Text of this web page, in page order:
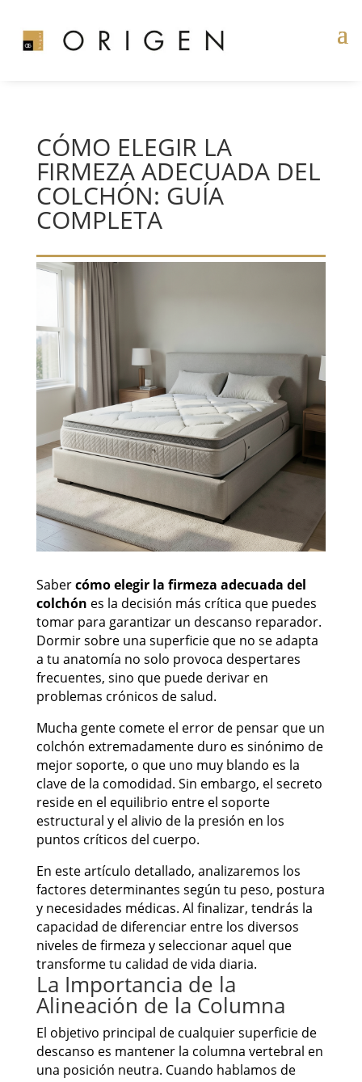
CÓMO ELEGIR LA
FIRMEZA ADECUADA DEL
COLCHÓN: GUÍA
COMPLETA
Sabercómo elegir la firmeza adecuada del
colchón es la decisión más crítica que puedes
tomar para garantizar un descanso reparador.
Dormir sobre una superficie que no se adapta
a tu anatomía no solo provoca despertares
frecuentes, sino que puede derivar en
problemas crónicos de salud.
Mucha gente comete el error de pensar que un
colchón extremadamente duro es sinónimo de
mejor soporte, o que uno muy blando es la
clave de la comodidad. Sin embargo, el secreto
reside en el equilibrio entre el soporte
estructural y el alivio de la presión en los
puntos críticos del cuerpo.
En este artículo detallado, analizaremos los
factores determinantes según tu peso, postura
y necesidades médicas. Al finalizar, tendrás la
capacidad de diferenciar entre los diversos
niveles de firmeza y seleccionar aquel que
transforme tu calidad de vida diaria.
La Importancia de la
Alineación de la Columna
El objetivo principal de cualquier superficie de
descanso es mantener la columna vertebral en
una posición neutra. Cuando hablamos de